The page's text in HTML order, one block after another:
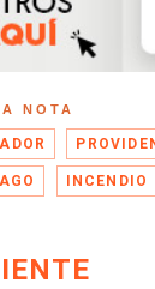
NOTA
INCENDIO